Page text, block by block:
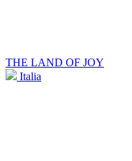
THE LAND OF JOY
Italia